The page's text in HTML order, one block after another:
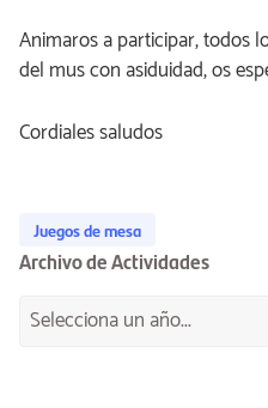
Animaros a participar, todos
del mus con asiduidad, os
Cordiales saludos
Juegos de mesa
Archivo de Actividades